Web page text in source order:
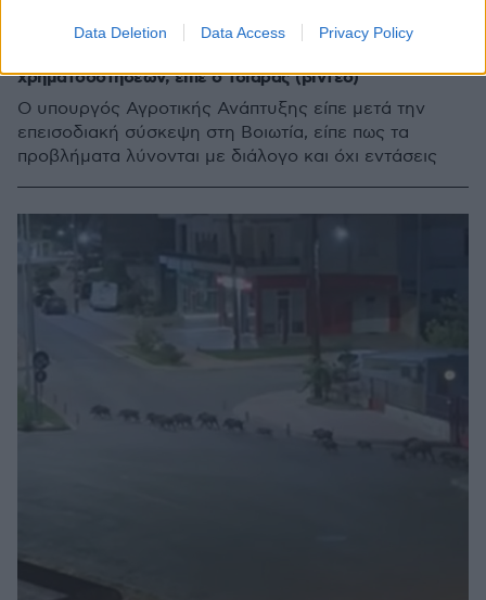
Data Deletion Data Access Privacy Policy
Επεισόδια με αγρότες στη Λιβαδειά - Το μείζον είναι η
χρηματοδοτήσεων, είπε ο Τσιάρας (βίντεο)
Ο υπουργός Αγροτικής Ανάπτυξης είπε μετά την
επεισοδιακή σύσκεψη στη Βοιωτία, είπε πως τα
προβλήματα λύνονται με διάλογο και όχι εντάσεις